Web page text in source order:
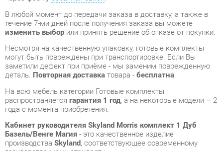
Несмотря на качественную упаковку, готовые комплекты
могут быть повреждены при транспортировке. Если Вы
заметили дефект при приёме - мы заменим поврежденную
деталь.Повторная доставкатовара -бесплатна.
На всю мебель категории Готовые комплекты
распространяетсягарантия 1 год, а на некоторые модели – 2
года с момента приобретения.
Кабинет руководителя Skyland Morris комплект 1 Дуб
Базель/Венге Магия
- это качественное изделие
производстваSkyland , соответствующее современному
государственному стандарту.
Надеемся, вы останетесь довольны вашим приобретением, и
будем рады, если вы оставите отзыв об опыте его
использования, который поможет сориентироваться нашим
будущим покупателям.